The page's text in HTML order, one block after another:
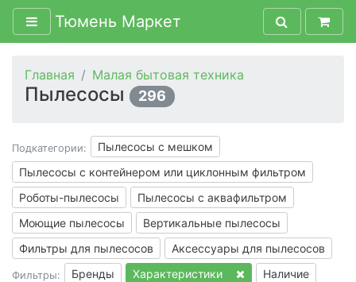
Тюмень Маркет
Главная Малая бытовая техника
Пылесосы 296
Подкатегории:
Пылесосы с мешком
Пылесосы с контейнером или циклонным фильтром
Роботы-пылесосы
Пылесосы с аквафильтром
Моющие пылесосы
Вертикальные пылесосы
Фильтры для пылесосов
Аксессуары для пылесосов
Фильтры: Бренды Характеристики
Наличие